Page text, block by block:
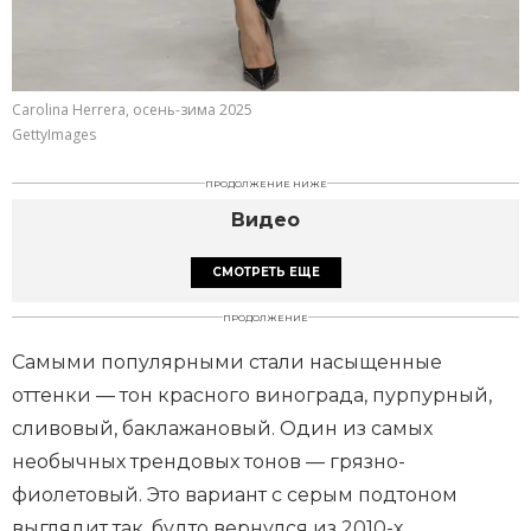
Carolina Herrera, осень-зима 2025
GettyImages
ПРОДОЛЖЕНИЕ НИЖЕ
Видео
СМОТРЕТЬ ЕЩЕ
ПРОДОЛЖЕНИЕ
Самыми популярными стали насыщенные
оттенки — тон красного винограда, пурпурный,
сливовый, баклажановый. Один из самых
необычных трендовых тонов — грязно-
фиолетовый. Это вариант с серым подтоном